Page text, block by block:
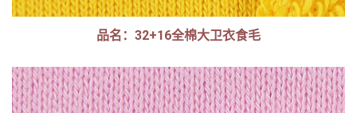
品名：32+16全棉大卫衣食毛